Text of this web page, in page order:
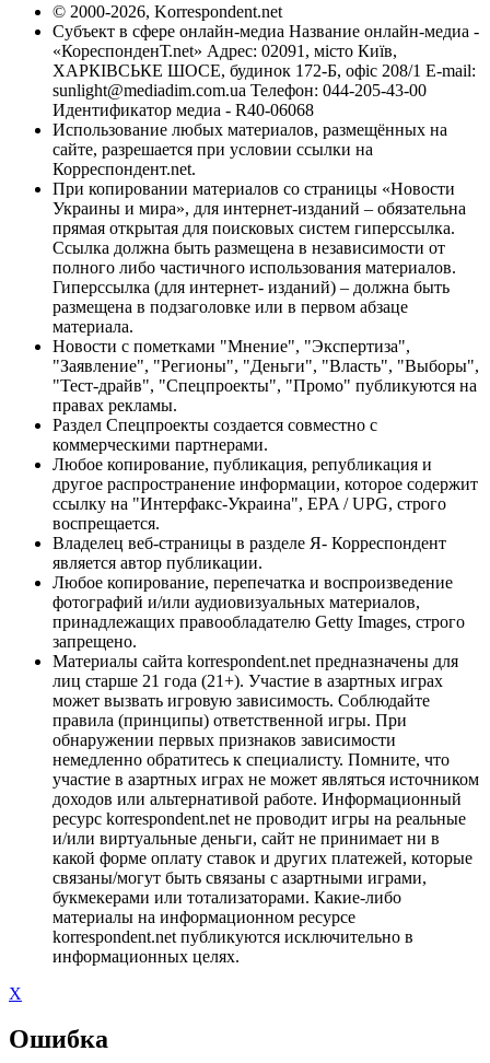
© 2000-2026, Korrespondent.net
Субъект в сфере онлайн-медиа Название онлайн-медиа -
«КореспонденТ.net» Адрес: 02091, місто Київ,
ХАРКІВСЬКЕ ШОСЕ, будинок 172-Б, офіс 208/1 E-mail:
sunlight@mediadim.com.ua Телефон: 044-205-43-00
Идентификатор медиа - R40-06068
Использование любых материалов, размещённых на
сайте, разрешается при условии ссылки на
Корреспондент.net.
При копировании материалов со страницы «Новости
Украины и мира», для интернет-изданий – обязательна
прямая открытая для поисковых систем гиперссылка.
Ссылка должна быть размещена в независимости от
полного либо частичного использования материалов.
Гиперссылка (для интернет- изданий) – должна быть
размещена в подзаголовке или в первом абзаце
материала.
Новости с пометками "Мнение", "Экспертиза",
"Заявление", "Регионы", "Деньги", "Власть", "Выборы",
"Тест-драйв", "Спецпроекты", "Промо" публикуются на
правах рекламы.
Раздел Спецпроекты создается совместно с
коммерческими партнерами.
Любое копирование, публикация, републикация и
другое распространение информации, которое содержит
ссылку на "Интерфакс-Украина", EPA / UPG, строго
воспрещается.
Владелец веб-страницы в разделе Я- Корреспондент
является автор публикации.
Любое копирование, перепечатка и воспроизведение
фотографий и/или аудиовизуальных материалов,
принадлежащих правообладателю Getty Images, строго
запрещено.
Материалы сайта korrespondent.net предназначены для
лиц старше 21 года (21+). Участие в азартных играх
может вызвать игровую зависимость. Соблюдайте
правила (принципы) ответственной игры. При
обнаружении первых признаков зависимости
немедленно обратитесь к специалисту. Помните, что
участие в азартных играх не может являться источником
доходов или альтернативой работе. Информационный
ресурс korrespondent.net не проводит игры на реальные
и/или виртуальные деньги, сайт не принимает ни в
какой форме оплату ставок и других платежей, которые
связаны/могут быть связаны с азартными играми,
букмекерами или тотализаторами. Какие-либо
материалы на информационном ресурсе
korrespondent.net публикуются исключительно в
информационных целях.
X
Ошибка